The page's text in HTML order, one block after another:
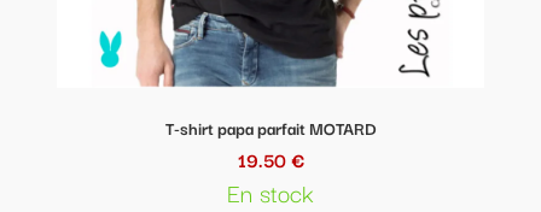
T-shirt papa parfait MOTARD
19.50 €
En stock